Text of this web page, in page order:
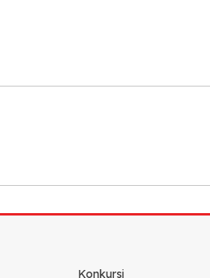
Konkursi